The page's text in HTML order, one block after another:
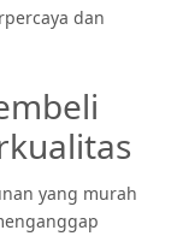
dan
yang murah